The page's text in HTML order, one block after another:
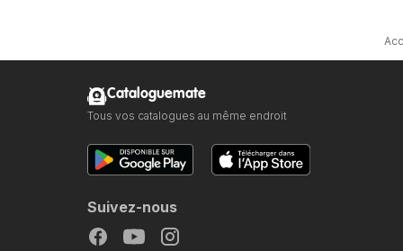
Cataloguemate
Tous vos catalogues au même endroit
Suivez-nous